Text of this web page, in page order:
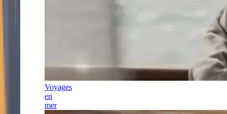
Voyages
en
mer